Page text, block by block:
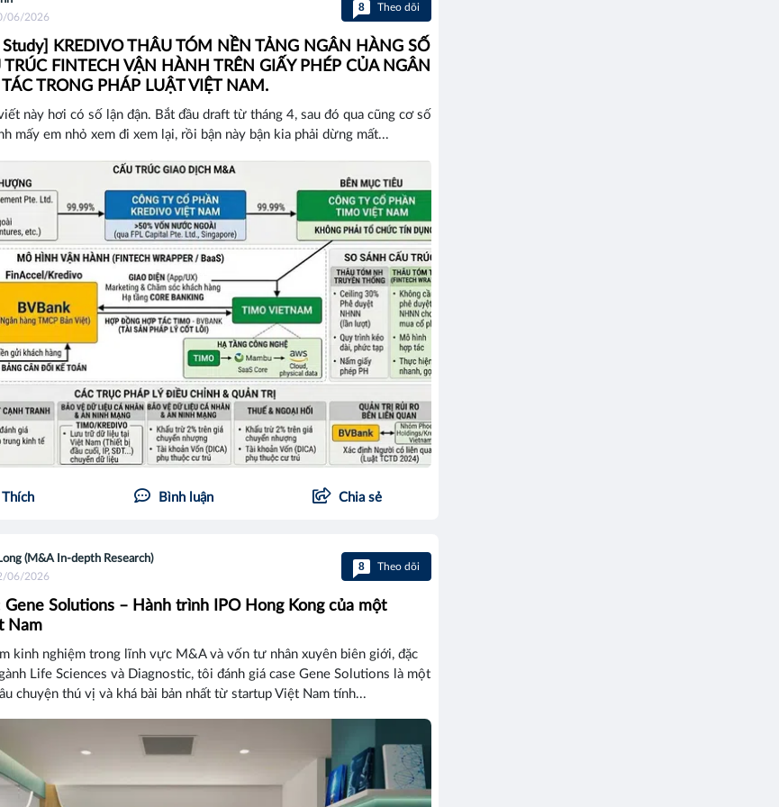
06/2026
8 Theo dõi
Study] KREDIVO THÂU TÓM NỀN TẢNG NGÂN HÀNG SỐ
FINTECH VẬN HÀNH TRÊN GIẤY PHÉP CỦA NGÂN
TRONG PHÁP LUẬT VIỆT NAM.
này hơi có số lận đận. Bắt đầu draft từ tháng 4, sau đó qua cũng cơ số
mấy em nhỏ xem đi xem lại, rồi bận này bận kia phải dừng mất...
Thích Bình luận Chia sẻ
(M&A In-depth Research)
06/2026
8 Theo dõi
Gene Solutions – Hành trình IPO Hong Kong của một
Nam
kinh nghiệm trong lĩnh vực M&A và vốn tư nhân xuyên biên giới, đặc
Life Sciences và Diagnostic, tôi đánh giá case Gene Solutions là một
chuyện thú vị và khá bài bản nhất từ startup Việt Nam tính...